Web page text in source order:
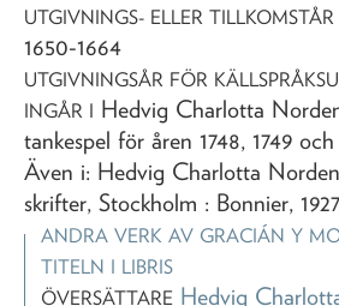
UTGIVNINGS- ELLER
1650-1664
UTGIVNINGSÅR FÖR
INGÅR I Hedvig Charlotta
tankespel för åren 1748, 1749 och
Även i: Hedvig Charlotta
skrifter, Stockholm : Bonnier,
ANDRA VERK AV GRACIÁN Y
TITELN I LIBRIS
ÖVERSÄTTARE Hedvig